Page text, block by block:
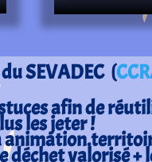
SEVADEC (
afin de
les jeter !
valorisé